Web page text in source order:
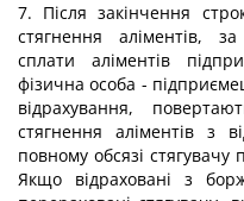
7. Після закінчення
стягнення аліментів, за
сплати аліментів
фізична особа -
відрахування,
стягнення аліментів з
повному обсязі
Якщо відраховані з